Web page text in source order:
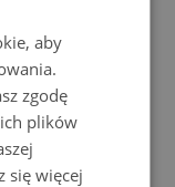
środków
aby
zgodę
plików
się więcej